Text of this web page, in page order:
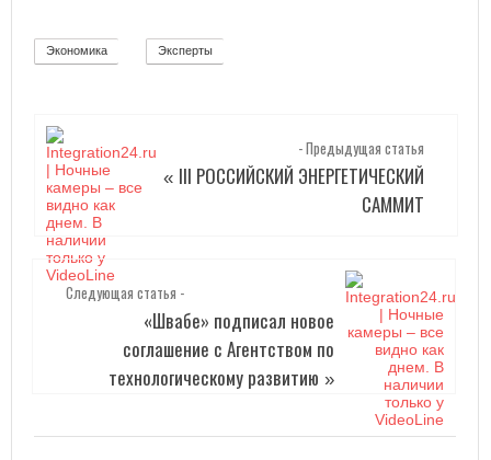
Экономика Эксперты
- Предыдущая статья
« III РОССИЙСКИЙ ЭНЕРГЕТИЧЕСКИЙ
САММИТ
Следующая статья -
«Швабе» подписал новое
соглашение с Агентством по
технологическому развитию »